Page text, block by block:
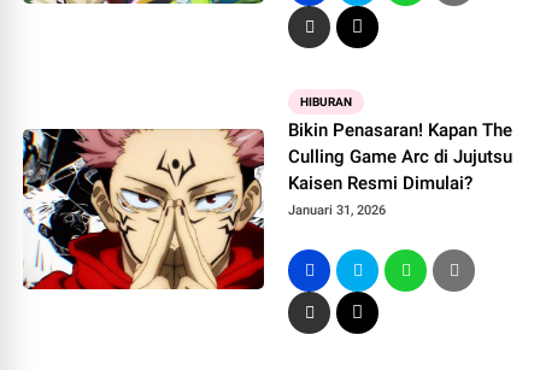
HIBURAN
Bikin Penasaran! Kapan The
Culling Game Arc di Jujutsu
Kaisen Resmi Dimulai?
Januari 31, 2026